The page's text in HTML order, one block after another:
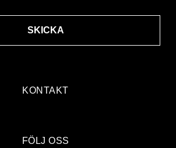
KONTAKT
SKICKA
FÖLJ OSS